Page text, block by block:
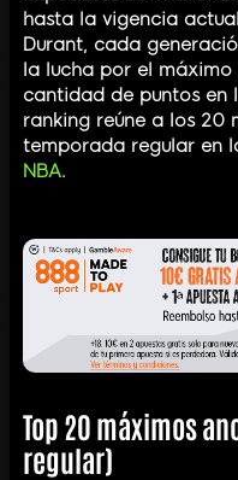
hasta la vigencia
Durant, cada
la lucha por el
cantidad de puntos en
ranking reúne a los 20
temporada regular en
NBA.
Top 20 máximos
regular)